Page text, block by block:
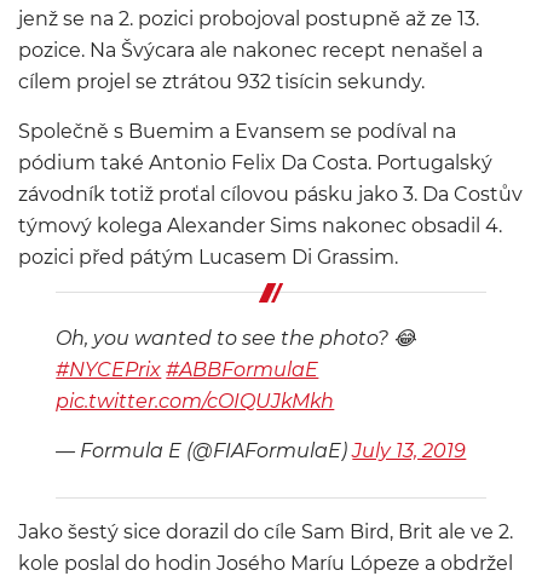
jenž se na 2. pozici probojoval postupně až ze 13.
pozice. Na Švýcara ale nakonec recept nenašel a
cílem projel se ztrátou 932 tisícin sekundy.
Společně s Buemim a Evansem se podíval na
pódium také Antonio Felix Da Costa. Portugalský
závodník totiž proťal cílovou pásku jako 3. Da Costův
týmový kolega Alexander Sims nakonec obsadil 4.
pozici před pátým Lucasem Di Grassim.
Oh, you wanted to see the photo? 😂
#NYCEPrix #ABBFormulaE
pic.twitter.com/cOIQUJkMkh
— Formula E (@FIAFormulaE)July 13, 2019
Jako šestý sice dorazil do cíle Sam Bird, Brit ale ve 2.
kole poslal do hodin Josého Maríu Lópeze a obdržel